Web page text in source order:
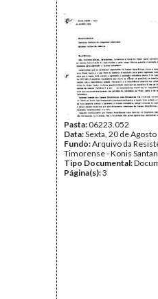
Pasta:06223.052
Data:Sexta, 20 de
Fundo:Arquivo da
Timorense - Konis
Tipo Documental:
Página(s):3